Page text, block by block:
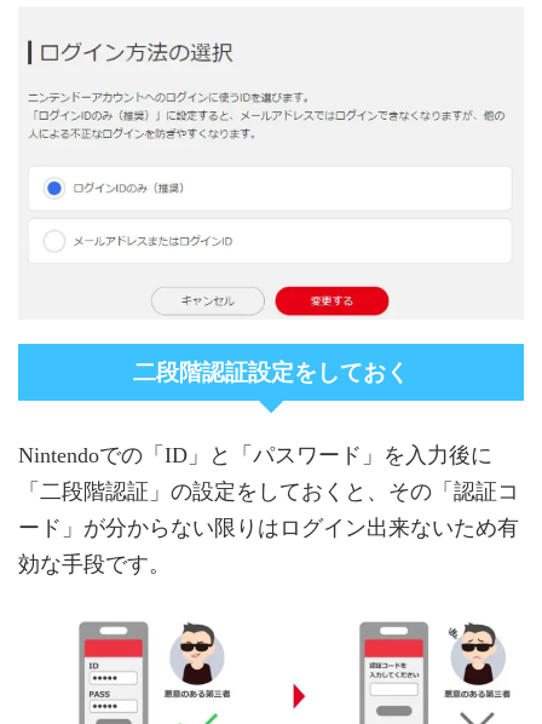
二段階認証設定をしておく
Nintendoでの「ID」と「パスワード」を入力後に
「二段階認証」の設定をしておくと、その「認証コ
ード」が分からない限りはログイン出来ないため有
効な手段です。